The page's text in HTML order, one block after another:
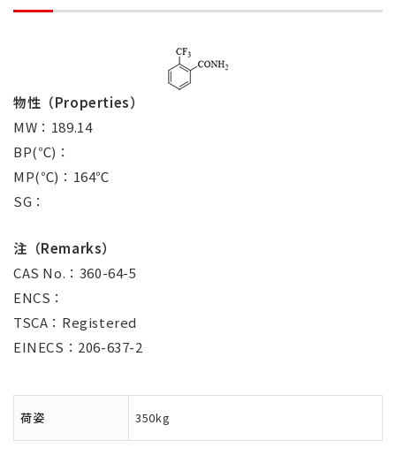
物性（Properties）
MW：189.14
BP(℃)：
MP(℃)：164℃
SG：
注（Remarks）
CAS No.：360-64-5
ENCS：
TSCA：Registered
EINECS：206-637-2
荷姿 350kg